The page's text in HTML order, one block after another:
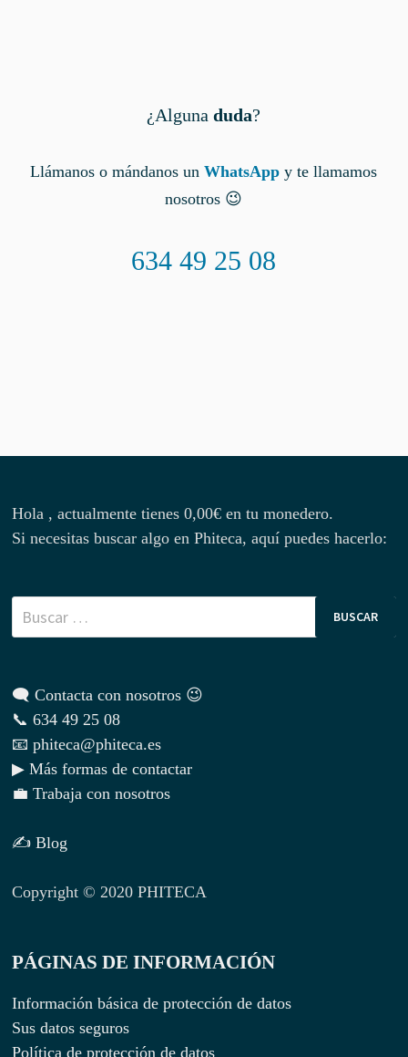
¿Algunaduda?
Llámanos o mándanos unWhatsApp y te llamamos
nosotros 😉
634 49 25 08
Hola , actualmente tienes0,00€ en tu monedero.
Si necesitas buscar algo en Phiteca, aquí puedes hacerlo:
🗨 Contacta con nosotros 😉
📞 634 49 25 08
📧 phiteca@phiteca.es
▶ Más formas de contactar
💼 Trabaja con nosotros
✍ Blog
Copyright © 2020 PHITECA
PÁGINAS DE INFORMACIÓN
Información básica de protección de datos
Sus datos seguros
Política de protección de datos